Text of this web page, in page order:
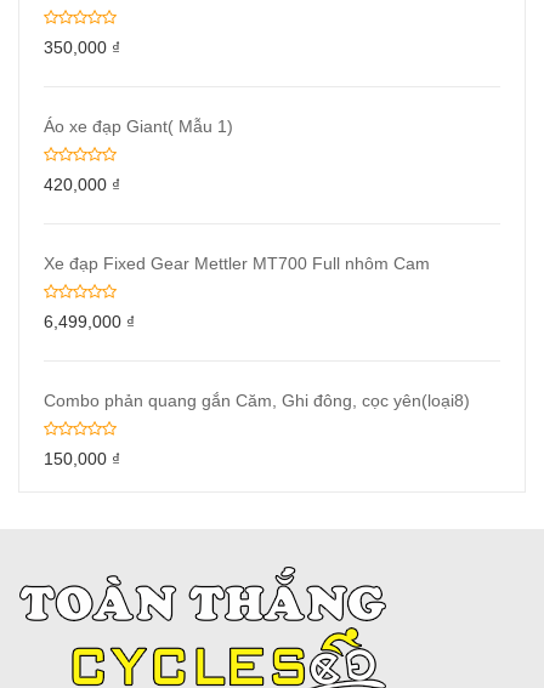
350,000 ₫
Áo xe đạp Giant( Mẫu 1)
420,000 ₫
Xe đạp Fixed Gear Mettler MT700 Full nhôm Cam
6,499,000 ₫
Combo phản quang gắn Căm, Ghi đông, cọc yên(loại8)
150,000 ₫